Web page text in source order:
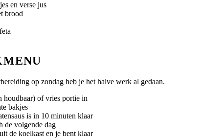
en verse jus
brood
op zondag heb je het halve werk al gedaan.
houdbaar) of vries portie in
bakjes
is in 10 minuten klaar
de volgende dag
de koelkast en je bent klaar